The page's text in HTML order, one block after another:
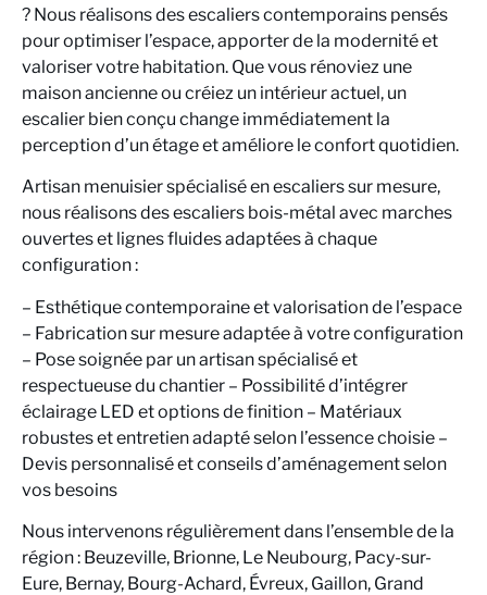
? Nous réalisons des escaliers contemporains pensés
pour optimiser l’espace, apporter de la modernité et
valoriser votre habitation. Que vous rénoviez une
maison ancienne ou créiez un intérieur actuel, un
escalier bien conçu change immédiatement la
perception d’un étage et améliore le confort quotidien.
Artisan menuisier spécialisé en escaliers sur mesure,
nous réalisons des escaliers bois-métal avec marches
ouvertes et lignes fluides adaptées à chaque
configuration :
– Esthétique contemporaine et valorisation de l’espace
– Fabrication sur mesure adaptée à votre configuration
– Pose soignée par un artisan spécialisé et
respectueuse du chantier – Possibilité d’intégrer
éclairage LED et options de finition – Matériaux
robustes et entretien adapté selon l’essence choisie –
Devis personnalisé et conseils d’aménagement selon
vos besoins
Nous intervenons régulièrement dans l’ensemble de la
région : Beuzeville, Brionne, Le Neubourg, Pacy-sur-
Eure, Bernay, Bourg-Achard, Évreux, Gaillon, Grand